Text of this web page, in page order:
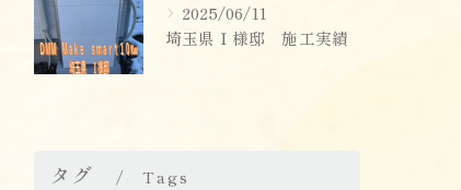
2025/06/11
埼玉県Ｉ様邸 施工実績
タグ Tags